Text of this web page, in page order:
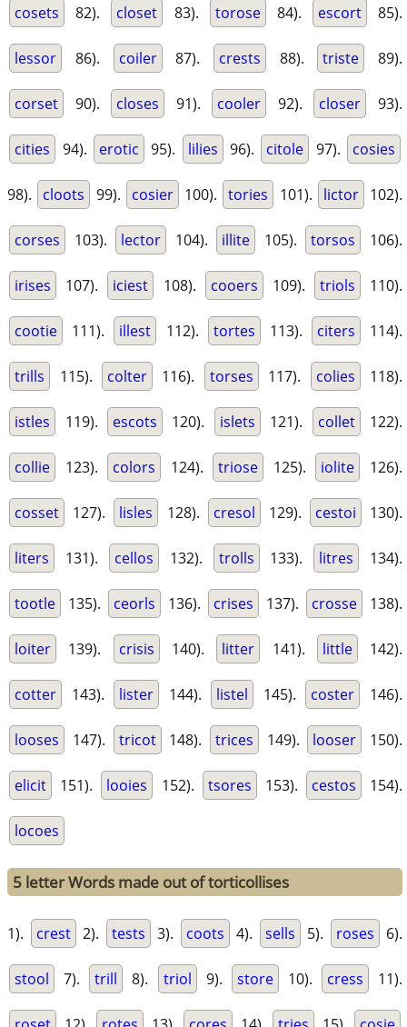
cosets 82). closet 83). torose 84). escort 85).
lessor 86). coiler 87). crests 88). triste 89).
corset 90). closes 91). cooler 92). closer 93).
cities 94). erotic 95). lilies 96). citole 97). cosies
98). cloots 99). cosier 100). tories 101). lictor 102).
corses 103). lector 104). illite 105). torsos 106).
irises 107). iciest 108). cooers 109). triols 110).
cootie 111). illest 112). tortes 113). citers 114).
trills 115). colter 116). torses 117). colies 118).
istles 119). escots 120). islets 121). collet 122).
collie 123). colors 124). triose 125). iolite 126).
cosset 127). lisles 128). cresol 129). cestoi 130).
liters 131). cellos 132). trolls 133). litres 134).
tootle 135). ceorls 136). crises 137). crosse 138).
loiter 139). crisis 140). litter 141). little 142).
cotter 143). lister 144). listel 145). coster 146).
looses 147). tricot 148). trices 149). looser 150).
elicit 151). looies 152). tsores 153). cestos 154).
locoes
5 letter Words made out of torticollises
1). crest 2). tests 3). coots 4). sells 5). roses 6).
stool 7). trill 8). triol 9). store 10). cress 11).